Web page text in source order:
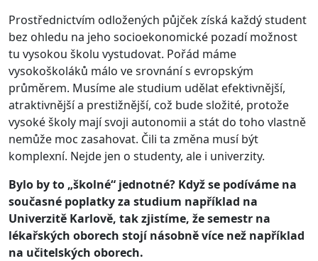
Prostřednictvím odložených půjček získá každý student
bez ohledu na jeho socioekonomické pozadí možnost
tu vysokou školu vystudovat. Pořád máme
vysokoškoláků málo ve srovnání s evropským
průměrem. Musíme ale studium udělat efektivnější,
atraktivnější a prestižnější, což bude složité, protože
vysoké školy mají svoji autonomii a stát do toho vlastně
nemůže moc zasahovat. Čili ta změna musí být
komplexní. Nejde jen o studenty, ale i univerzity.
Bylo by to „školné“ jednotné? Když se podíváme na
současné poplatky za studium například na
Univerzitě Karlově, tak zjistíme, že semestr na
lékařských oborech stojí násobně více než například
na učitelských oborech.